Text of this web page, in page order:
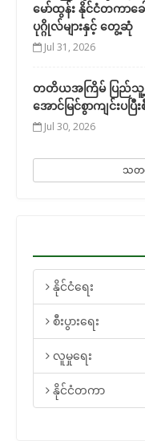
မော်ထွန်း နိုင်ငံတကာခ
ပုဂ္ဂိုလ်များနှင့် တွေ့ဆုံ
Jul 31, 2026
တတိယအကြိမ် ပြည်သူ့
အောင်မြင်စွာကျင်းပပြီး
Jul 30, 2026
သတင်
နိုင်ငံရေး
စီးပွားရေး
လူမှုရေး
နိုင်ငံတကာ